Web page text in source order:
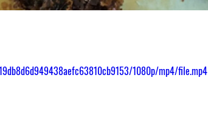
1080p/mp4/file.mp4